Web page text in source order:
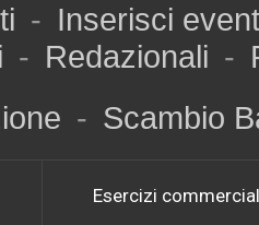
- Inserisci
- Redazionali -
- Scambio
Esercizi